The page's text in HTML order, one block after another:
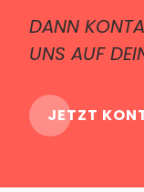
DANN
UNS AUF
JETZT